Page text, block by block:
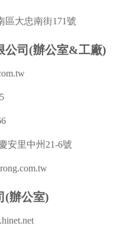
區大忠南街171號
公司(辦公室&工廠)
安里中州21-6號
(辦公室)